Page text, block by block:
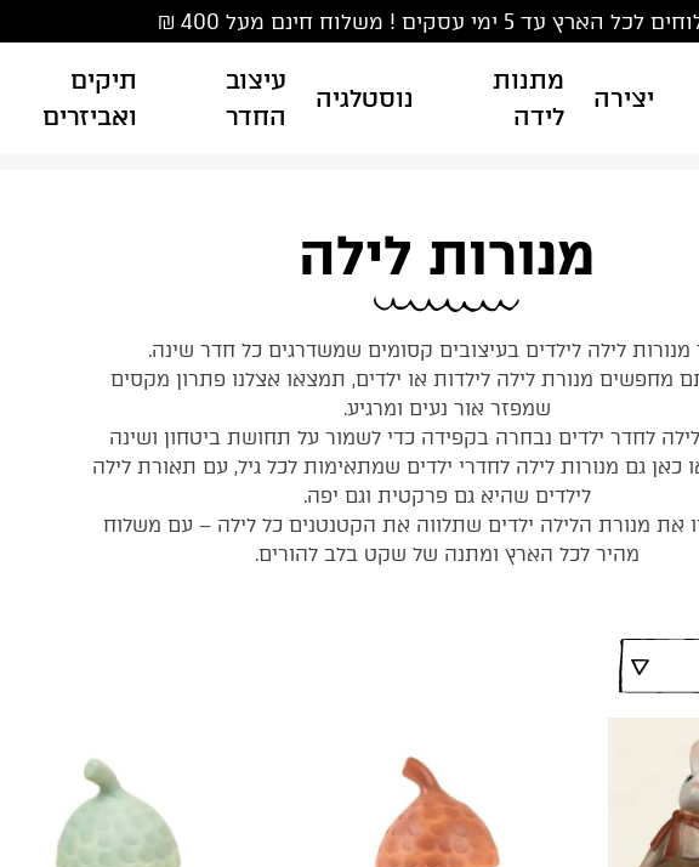
הארץ עד 5 ימי עסקים ! משלוח חינם מעל 400 ₪
יצירה
מתנות
לידה
נוסטלגיה
עיצוב
החדר
תיקים
ואביזרים
מנורות לילה
לילה לילדים בעיצובים קסומים שמשדרגים כל חדר שינה.
מחפשים מנורת לילה לילדות או ילדים, תמצאו אצלנו פתרון מקסים
שמפזר אור נעים ומרגיע.
לחדר ילדים נבחרה בקפידה כדי לשמור על תחושת ביטחון ושינה
כאן גם מנורות לילה לחדרי ילדים שמתאימות לכל גיל, עם תאורת לילה
לילדים שהיא גם פרקטית וגם יפה.
את מנורת הלילה ילדים שתלווה את הקטנטנים כל לילה – עם משלוח
מהיר לכל הארץ ומתנה של שקט בלב להורים.